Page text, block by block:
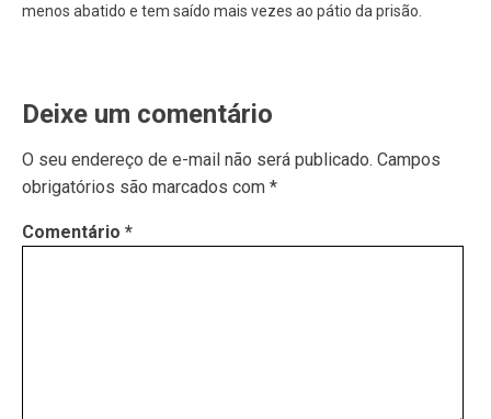
menos abatido e tem saído mais vezes ao pátio da prisão.
Deixe um comentário
O seu endereço de e-mail não será publicado. Campos
obrigatórios são marcados com *
Comentário *